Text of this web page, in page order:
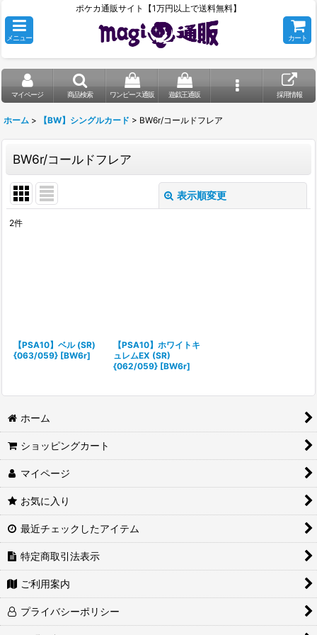
ポケカ通販サイト【1万円以上で送料無料】
メニュー カート
マイページ 商品検索 ワンピース通販 遊戯王通販 採用情報
ホーム > 【BW】シングルカード > BW6r/コールドフレア
BW6r/コールドフレア
表示順変更
絞り込む
2件
【PSA10】ベル (SR)
{063/059} [BW6r]
【PSA10】ホワイトキ
ュレムEX (SR)
{062/059} [BW6r]
ホーム
ショッピングカート
マイページ
お気に入り
最近チェックしたアイテム
特定商取引法表示
ご利用案内
プライバシーポリシー